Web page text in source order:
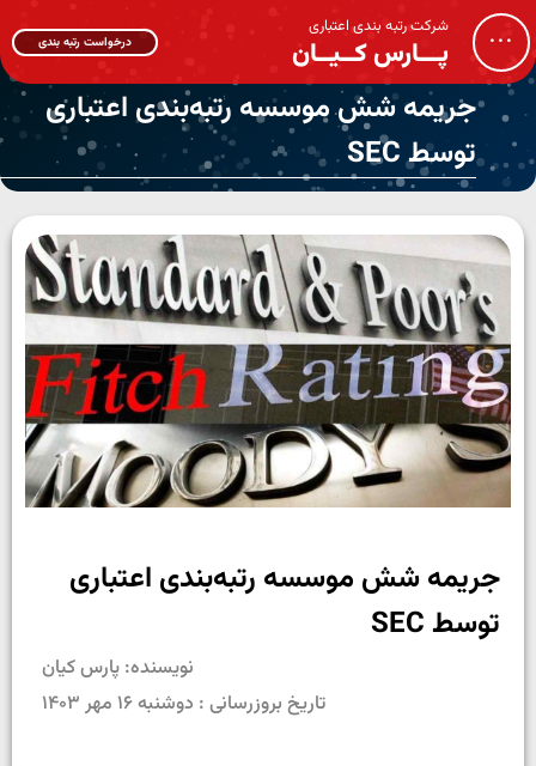
... شرکت رتبه بندی اعتباری
پـــارس کــیــان درخواست رتبه بندی
جریمه شش موسسه رتبه‌بندی اعتباری
توسط SEC
جریمه شش موسسه رتبه‌بندی اعتباری
توسط SEC
نویسنده: پارس کیان
تاریخ بروزرسانی : دوشنبه ۱۶ مهر ۱۴۰۳